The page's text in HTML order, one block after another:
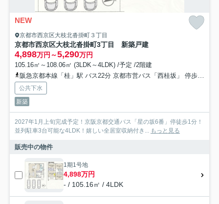
NEW
京都市西京区大枝北沓掛町３丁目
京都市西京区大枝北沓掛町3丁目 新築戸建
4,898万円～5,290万円
105.16㎡～108.06㎡ (3LDK～4LDK) /予定 /2階建
阪急京都本線「桂」駅 バス22分 京都市営バス「西桂坂」 停歩4分
公共下水
新築
2027年1月上旬完成予定！京阪京都交通バス「星の坂6番」停徒歩1分！
並列駐車3台可能な4LDK！嬉しい全居室収納付き... もっと見る
販売中の物件
1期1号地
4,898万円
- / 105.16㎡ / 4LDK